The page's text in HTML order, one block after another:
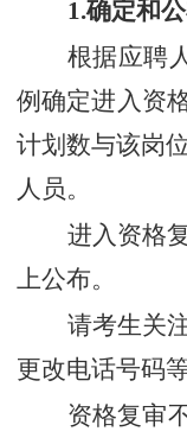
1.确定和
根据应聘
例确定进入资
计划数与该岗
人员。
进入资格
上公布。
请考生关
更改电话号码
资格复审